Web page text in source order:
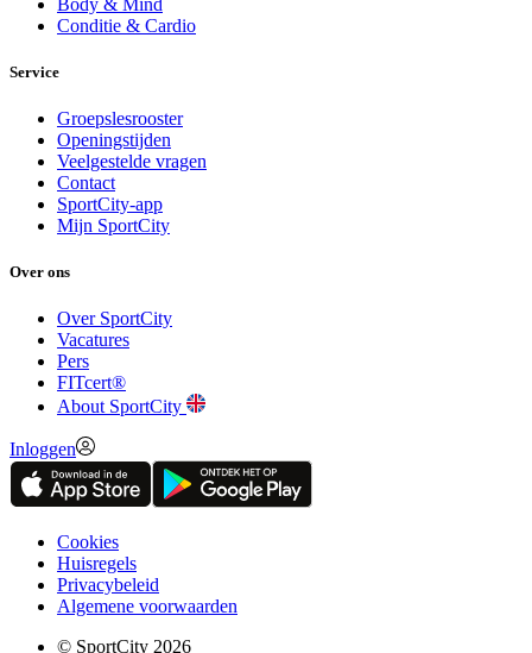
Conditie & Cardio
Service
Groepslesrooster
Openingstijden
Veelgestelde vragen
Contact
SportCity-app
Mijn SportCity
Over ons
Over SportCity
Vacatures
Pers
FITcert®
About SportCity
Inloggen
Cookies
Huisregels
Privacybeleid
Algemene voorwaarden
© SportCity 2026